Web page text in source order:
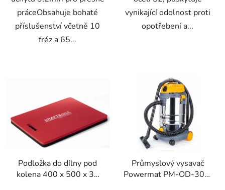
práceObsahuje bohaté
příslušenství včetně 10
fréz a 65...
vynikající odolnost proti
opotřebení a...
Podložka do dílny pod
kolena 400 x 500 x 30
Průmyslový vysavač
Powermat PM-OD-30M